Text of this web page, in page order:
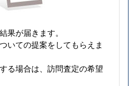
果が届きます。
いての提案をしてもらえま
る場合は、訪問査定の希望